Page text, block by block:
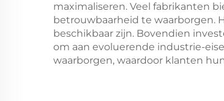
maximaliseren. Veel fabrikanten
betrouwbaarheid te waarborgen.
beschikbaar zijn. Bovendien
om aan evoluerende industrie-
waarborgen, waardoor klanten